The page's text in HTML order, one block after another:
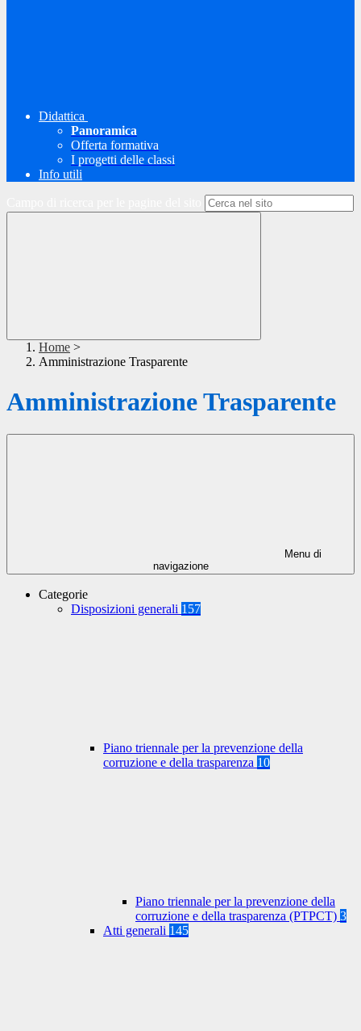
Didattica
Panoramica
Offerta formativa
I progetti delle classi
Info utili
Home >
Amministrazione Trasparente
Amministrazione Trasparente
Menu di
navigazione
Categorie
Disposizioni generali 157
Piano triennale per la prevenzione della
corruzione e della trasparenza 10
Piano triennale per la prevenzione della
corruzione e della trasparenza (PTPCT) 3
Atti generali 145